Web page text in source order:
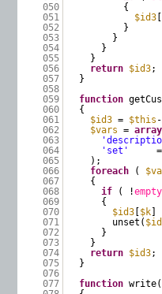
050
{
051
$id3
052
}
053
}
054
}
055
}
056
return $id3;
057
}
058
059
function
060
{
061
$id3 = $this
062
$vars = array
063
064
'set'
065
);
066
foreach (
067
{
068
if ( !empty
069
{
070
$id3 $k ]
071
unset(
072
}
073
}
074
return $id3;
075
}
076
077
function write(